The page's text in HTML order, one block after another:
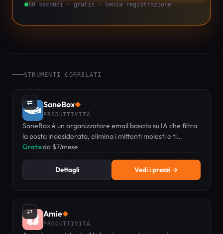
60 secondi · gratis · senza registrazione
STRUMENTI CORRELATI
⇄ SaneBox◆
PRODUTTIVITÀ
SaneBox è un organizzatore email basato su IA che filtra
la posta indesiderata, elimina i mittenti molesti e ti
ricorda di dare seguito ai messaggi importanti.
Gratis·da $7/mese
Dettagli Vedi i prezzi →
⇄ Amie◆
PRODUTTIVITÀ